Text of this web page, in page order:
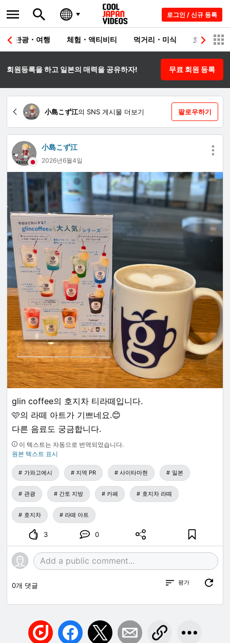
로그인 / 신규 등록
관광・여행 체험・액티비티 먹거리・미식 호텔・료칸
회원등록을 하고 일본의 매력을 공유하자! 무료 회원 등록
小島こず江의 SNS 게시물 더보기 팔로우하기
小島こず江
2026년6월4일
glin coffee의 호지차 티라떼입니다.
🩷의 라떼 아트가 기쁘네요.😊
다른 음료도 궁금합니다.
이 텍스트는 자동으로 번역되었습니다.
원본 텍스트 표시
가와고에시 지역 PR 사이타마현 일본
관광 간토 지방 카페 호지차 라떼
호지차 라떼 아트
3 0
0개 댓글 평가